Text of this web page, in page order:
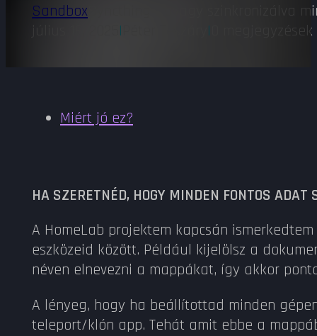
Sandbox Syncthing - avagy szinkronizálva
| | 0 megjegyzések
Miért jó ez?
HA SZERETNÉD, HOGY MINDEN FONTOS
A HomeLab projektem kapcsán
eszközeid között. Például kijelölsz a
néven elnevezni a mappákat, így akkor
A lényeg, hogy ha beállítottad minden
teleport/klón app. Tehát amit ebbe a